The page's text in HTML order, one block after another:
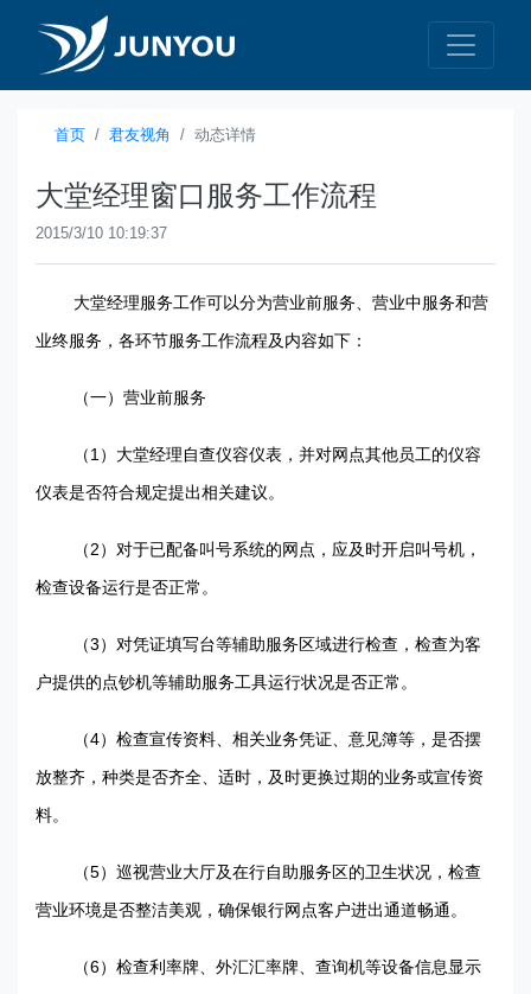
首页 君友视角 动态详情
大堂经理窗口服务工作流程
2015/3/10 10:19:37
大堂经理服务工作可以分为营业前服务、营业中服务和营
业终服务，各环节服务工作流程及内容如下：
（一）营业前服务
（ 1 ）大堂经理自查仪容仪表，并对网点其他员工的仪容
仪表是否符合规定提出相关建议。
（ 2 ）对于已配备叫号系统的网点，应及时开启叫号机，
检查设备运行是否正常。
（3 ）对凭证填写台等辅助服务区域进行检查，检查为客
户提供的点钞机等辅助服务工具运行状况是否正常。
（4）检查宣传资料、相关业务凭证、意见簿等，是否摆
放整齐，种类是否齐全、适时，及时更换过期的业务或宣传资
料。
（5）巡视营业大厅及在行自助服务区的卫生状况，检查
营业环境是否整洁美观，确保银行网点客户进出通道畅通。
（6）检查利率牌、外汇汇率牌、查询机等设备信息显示